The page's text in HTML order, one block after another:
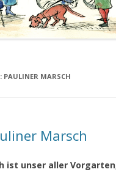
PAULINER MARSCH
Marsch
ist unser aller